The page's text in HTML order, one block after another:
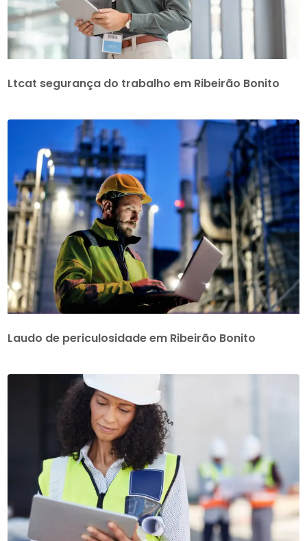
Ltcat segurança do trabalho em Ribeirão Bonito
Laudo de periculosidade em Ribeirão Bonito